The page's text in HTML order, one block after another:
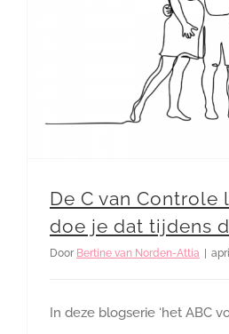
De C van Controle
doe je dat tijdens
Door Bertine van Norden-Attia
In deze blogserie ‘het ABC